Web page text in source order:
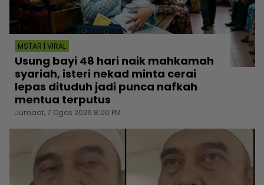
MSTAR | VIRAL
Usung bayi 48 hari naik mahkamah
syariah, isteri nekad minta cerai
lepas dituduh jadi punca nafkah
mentua terputus
Jumaat, 7 Ogos 2026 8:00 PM